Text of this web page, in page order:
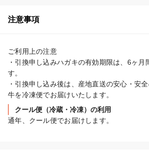
注意事項
ご利用上の注意
・引換申し込みハガキの有効期限は、6ヶ月
す。
・引換申し込み後は、産地直送の安心・安
クール便（冷蔵・冷凍）の利用
通年、クール便でお届けします。